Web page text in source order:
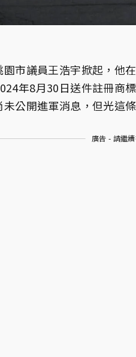
園市議員王浩宇掀起，他
年8月30日送件註冊商
公開進軍消息，但光這
廣告 - 請繼